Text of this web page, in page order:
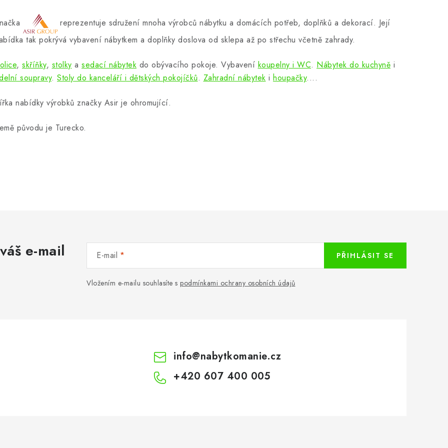
reprezentuje sdružení mnoha výrobců nábytku a domácích potřeb, doplňků a dekorací. Její
tak pokrývá vybavení nábytkem a doplňky doslova od sklepa až po střechu včetně zahrady.
, skříňky, stolky a sedací nábytek do obývacího pokoje. Vybavení koupelny i WC. Nábytek do kuchyně i
soupravy. Stoly do kanceláří i dětských pokojíčků. Zahradní nábytek i houpačky....
nabídky výrobků značky Asir je ohromující.
původu je Turecko.
e-mail E-mail
Vložením e-mailu souhlasíte s podmínkami ochrany osobních údajů
PŘIHLÁSIT SE
info@nabytkomanie.cz
+420 607 400 005